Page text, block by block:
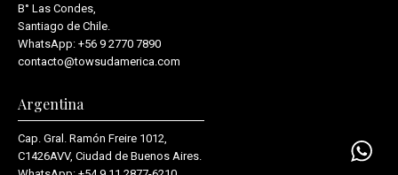
B° Las Condes,
Santiago de Chile.
WhatsApp: +56 9 2770 7890
contacto@towsudamerica.com
Argentina
Cap. Gral. Ramón Freire 1012,
C1426AVV, Ciudad de Buenos Aires.